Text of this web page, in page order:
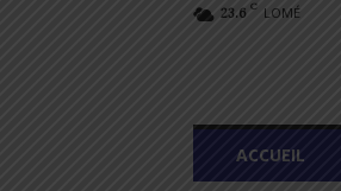
23.6 C LOMÉ
L
M
ACCUEIL